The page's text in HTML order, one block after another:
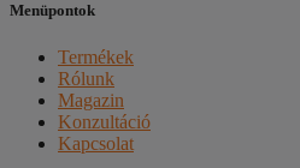
Menüpontok
Termékek
Rólunk
Magazin
Konzultáció
Kapcsolat